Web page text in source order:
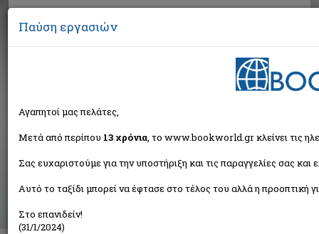
Βιβλία στην κατηγορία
Παιδικά - Εφηβικά
Παύση εργασιών
Αγαπητοί μας πελάτες,
Μετά από περίπου 13 χρόνια, το www.bookworld.gr κλείνει τις
Σας ευχαριστούμε για την υποστήριξη και τις παραγγελίες σας
Αυτό το ταξίδι μπορεί να έφτασε στο τέλος του αλλά η προοπτική
Στο επανιδείν!
(31/1/2024)